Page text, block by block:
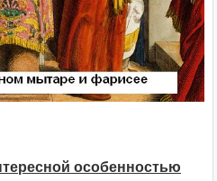
особенностью